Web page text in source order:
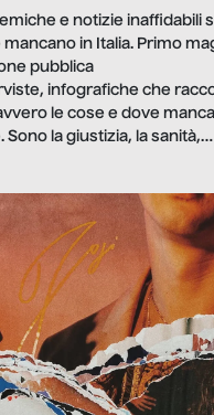
e notizie inaffidabili
in Italia. Primo
pubblica
infografiche che
le cose e dove
la giustizia, la sanità,